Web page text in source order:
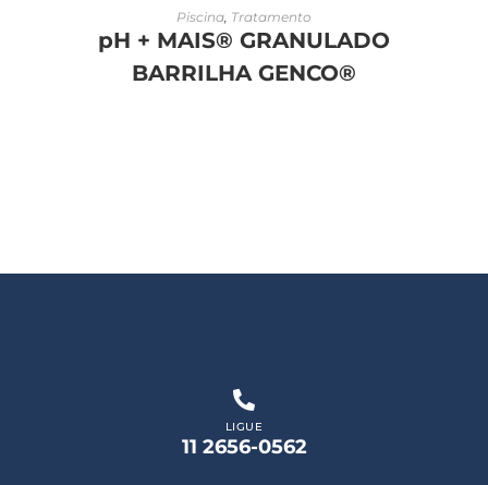
LEIA MAIS
Piscina Tratamento
pH + MAIS® GRANULADO
BARRILHA GENCO®
LIGUE
11 2656-0562